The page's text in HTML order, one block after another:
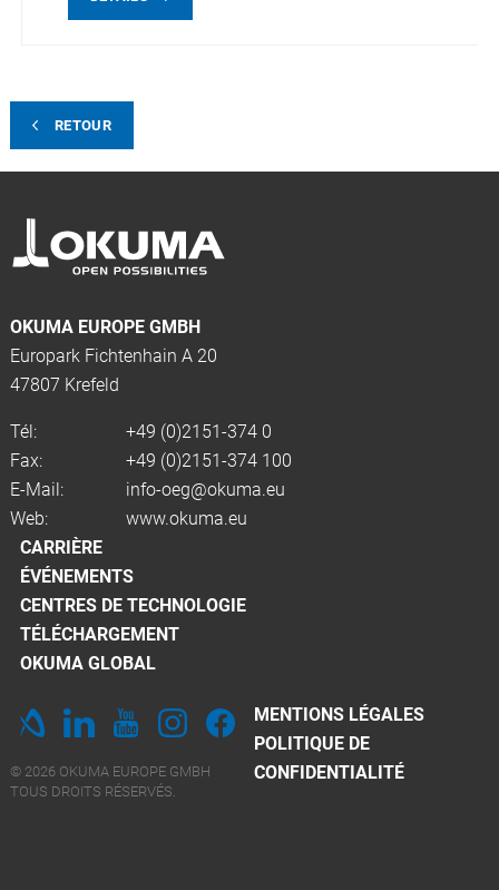
RETOUR
OKUMA EUROPE GMBH
Europark Fichtenhain A 20
47807 Krefeld
Tél:
+49 (0)2151-374 0
Fax:
+49 (0)2151-374 100
E-Mail:
info-oeg@okuma.eu
Web:
www.okuma.eu
CARRIÈRE
ÉVÉNEMENTS
CENTRES DE TECHNOLOGIE
TÉLÉCHARGEMENT
OKUMA GLOBAL
MENTIONS LÉGALES
POLITIQUE DE
CONFIDENTIALITÉ
© 2026 OKUMA EUROPE GMBH
TOUS DROITS RÉSERVÉS.